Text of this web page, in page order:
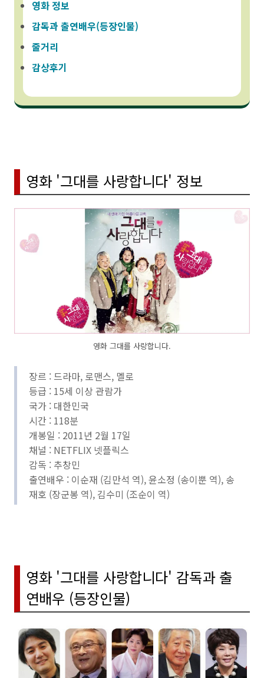
영화 정보
감독과 출연배우(등장인물)
줄거리
감상후기
영화 '그대를 사랑합니다' 정보
영화 그대를 사랑합니다.
장르 : 드라마, 로맨스, 멜로
등급 : 15세 이상 관람가
국가 : 대한민국
시간 : 118분
개봉일 : 2011년 2월 17일
채널 : NETFLIX 넷플릭스
감독 : 추창민
출연배우 : 이순재 (김만석 역), 윤소정 (송이뿐 역), 송
재호 (장군봉 역), 김수미 (조순이 역)
영화 '그대를 사랑합니다' 감독과 출
연배우 (등장인물)